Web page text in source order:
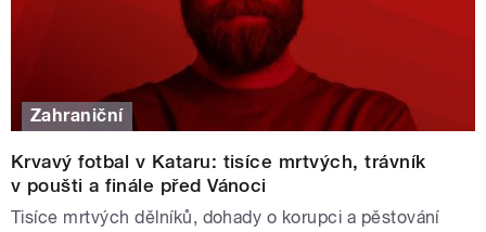
Zahraniční
Krvavý fotbal v Kataru: tisíce mrtvých, trávník
v poušti a finále před Vánoci
Tisíce mrtvých dělníků, dohady o korupci a pěstování